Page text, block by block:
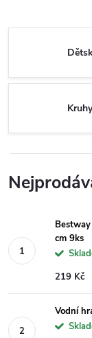
cm 9ks
219 Kč
Vodní